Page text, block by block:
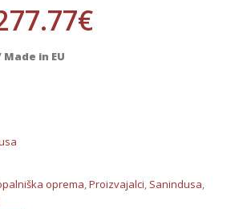
€
Made in EU
oprema,Proizvajalci, Sanindusa,